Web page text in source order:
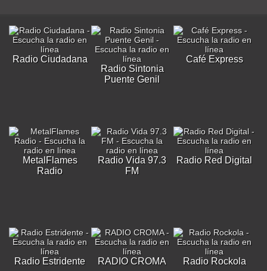
Radio Ciudadana
Radio Sintonia
Puente Genil
Café Express
MetalFlames
Radio
Radio Vida 97.3
FM
Radio Red Digital
Radio Estridente RADIO CROMA Radio Rockola